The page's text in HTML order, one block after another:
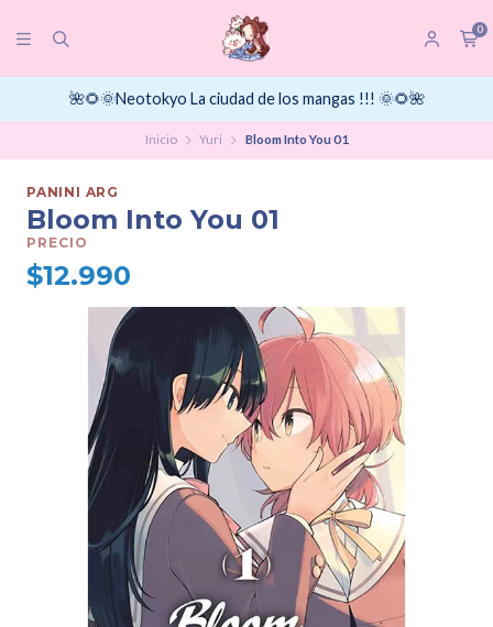
0
🌺🌻🌞Neotokyo La ciudad de los mangas !!! 🌞🌻🌺
Inicio Yuri Bloom Into You 01
PANINI ARG
Bloom Into You 01
PRECIO
$12.990